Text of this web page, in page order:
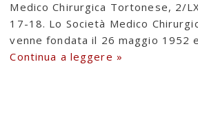
Medico Chirurgica Tortonese, 2/
17-18. Lo Società Medico
venne fondata il 26 maggio 1952
Continua a leggere »